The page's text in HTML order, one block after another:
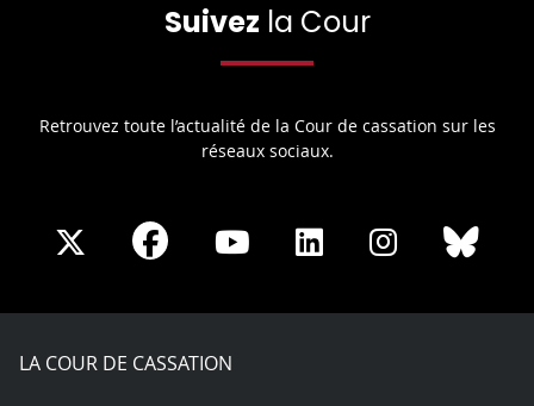
Suivez la Cour
Retrouvez toute l’actualité de la Cour de cassation sur les
réseaux sociaux.
Share
X
Share
Facebook
Share
Youtube
Share
LinkedIn
Share
Instagram
LA COUR DE CASSATION